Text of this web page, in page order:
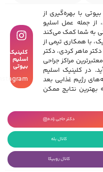
با بهره‌گیری از
جمله عمل اسلیو
به شما کمک می‌کند
با همکاری تیمی از
ماهر کردی، دکتر
مراکز جراحی
در کلینیک اسلیم
رژیم غذایی بعد
نتایج ممکن
کلینیک
اسلیم
بیوتی
Instagram
دکتر حاجی زاده
کانال بله
کانال روبیکا